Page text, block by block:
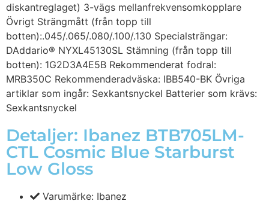
diskantreglaget) 3-vägs mellanfrekvensomkopplare
Övrigt Strängmått (från topp till
botten):.045/.065/.080/.100/.130 Specialsträngar:
DAddario® NYXL45130SL Stämning (från topp till
botten): 1G2D3A4E5B Rekommenderat fodral:
MRB350C Rekommenderadväska: IBB540-BK Övriga
artiklar som ingår: Sexkantsnyckel Batterier som krävs:
Sexkantsnyckel
Detaljer: Ibanez BTB705LM-
CTL Cosmic Blue Starburst
Low Gloss
Varumärke: Ibanez